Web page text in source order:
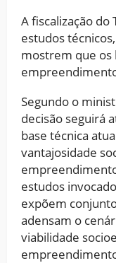
A fiscalização do
estudos
mostrem que os
Segundo o
decisão seguirá
base técnica
vantajosidade
estudos
expõem
adensam o
viabilidade